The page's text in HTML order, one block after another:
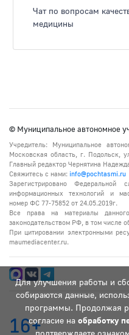
Чат по вопросам
медицины
Для улучшения работы и
собираются данные,
программы. Продолжая
согласие на обработку
подтверждаете
© Муниципальное автономное
Учредитель: Муниципальное
Московская область, г. Подольск,
Главный редактор Чернятина
Свяжитесь с нами: info@pochtasmi.ru
Зарегистрировано
информационных технологий и
номер ФС 77-75852 от 24.05.2019г.
Все права на материалы
законодательством РФ, в том числе
При цитировании электронными
maumediacenter.ru.
16+